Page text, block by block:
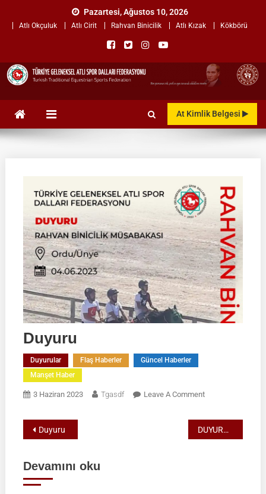
Pazartesi, Ağustos 10, 2026
Atlı Okçuluk Atlı Cirit Rahvan Binicilik Atlı Kızak Kökbörü
TÜRKİYE GELENEKSEL ATLI
SPOR DALLARIAt Kimlik Belgesi
Duyuru
Duyurular Flaş Haberler
Güncel Haberler
Manşet Haber
3 Haziran 2023 Tgasdf Leave A CommentOn
Yazı
Duyuru DUYURU!
Devamını oku